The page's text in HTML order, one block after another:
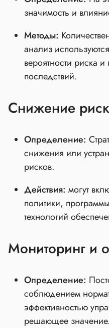
значимость и
Методы:
анализ
вероятности риска
последствий.
Снижение
Определение:
снижения или
рисков.
Действия: могут
политики,
технологий
Мониторинг и
Определение:
соблюдением
эффективностью
решающее значение.